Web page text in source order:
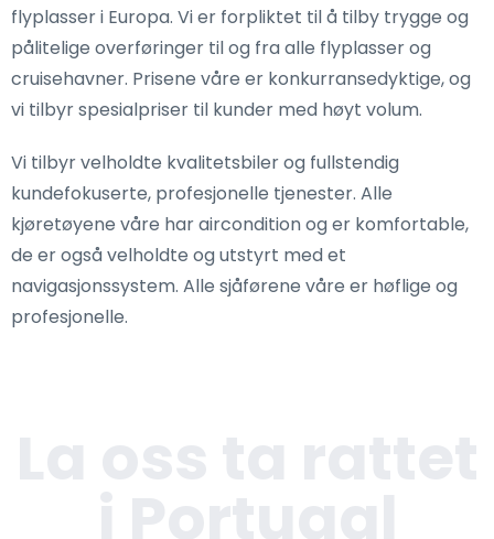
flyplasser i Europa. Vi er forpliktet til å tilby trygge og
pålitelige overføringer til og fra alle flyplasser og
cruisehavner. Prisene våre er konkurransedyktige, og
vi tilbyr spesialpriser til kunder med høyt volum.
Vi tilbyr velholdte kvalitetsbiler og fullstendig
kundefokuserte, profesjonelle tjenester. Alle
kjøretøyene våre har aircondition og er komfortable,
de er også velholdte og utstyrt med et
navigasjonssystem. Alle sjåførene våre er høflige og
profesjonelle.